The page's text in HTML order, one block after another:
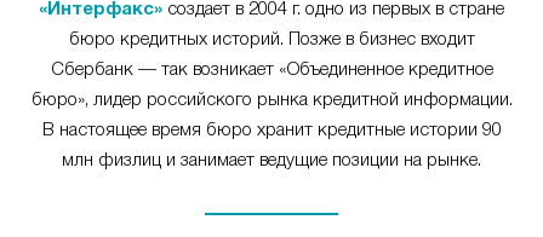
«Интерфакс» создает в 2004 г. одно из первых в стране
бюро кредитных историй. Позже в бизнес входит
Сбербанк — так возникает «Объединенное кредитное
бюро», лидер российского рынка кредитной информации.
В настоящее время бюро хранит кредитные истории 90
млн физлиц и занимает ведущие позиции на рынке.